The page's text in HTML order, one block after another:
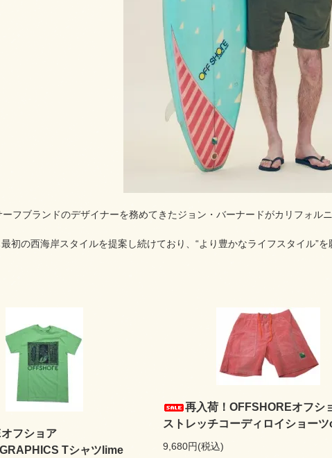
フブランドのデザイナーを務めてきたジョン・バーナードがカリフォル
初の西海岸スタイルを提案し続けており、“より豊かなライフスタイル”
フショア
Tシャツlime
再入荷！OFFSHOREオフシ
ストレッチコーディロイショー
9,680円(税込)